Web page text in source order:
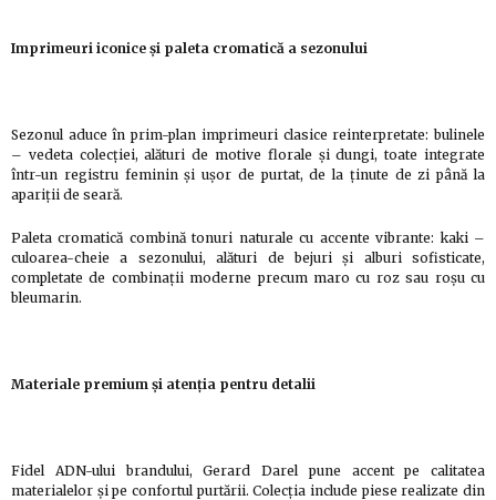
Imprimeuri iconice și paleta cromatică a sezonului
Sezonul aduce în prim-plan imprimeuri clasice reinterpretate: bulinele
– vedeta colecției, alături de motive florale și dungi, toate integrate
într-un registru feminin și ușor de purtat, de la ținute de zi până la
apariții de seară.
Paleta cromatică combină tonuri naturale cu accente vibrante: kaki –
culoarea-cheie a sezonului, alături de bejuri și alburi sofisticate,
completate de combinații moderne precum maro cu roz sau roșu cu
bleumarin.
Materiale premium și atenția pentru detalii
Fidel ADN-ului brandului, Gerard Darel pune accent pe calitatea
materialelor și pe confortul purtării. Colecția include piese realizate din